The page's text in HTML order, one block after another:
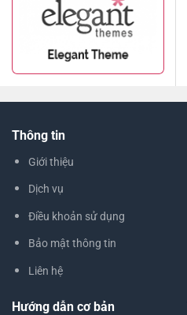
Thông tin
Giới thiệu
Dịch vụ
Điều khoản sử dụng
Bảo mật thông tin
Liên hệ
Hướng dẫn cơ bản